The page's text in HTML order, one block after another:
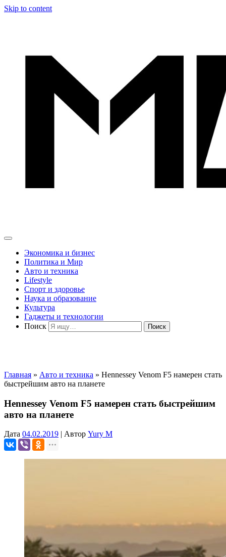
Skip to content
Экономика и бизнес
Политика и Мир
Авто и техника
Lifestyle
Спорт и здоровье
Наука и образование
Культура
Гаджеты и технологии
Поиск
Главная » Авто и техника » Hennessey Venom F5 намерен стать
быстрейшим авто на планете
Hennessey Venom F5 намерен стать быстрейшим
авто на планете
Дата 04.02.2019 | Автор Yury M